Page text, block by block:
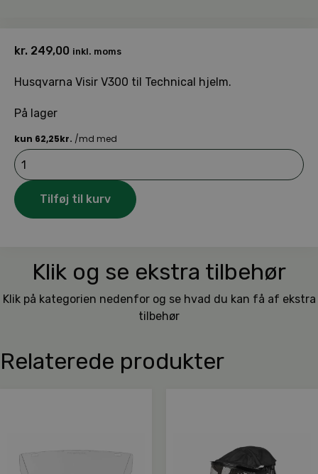
kr. 249,00 inkl. moms
Husqvarna Visir V300 til Technical hjelm.
På lager
Husqvarna
Visir
V300
antal
Tilføj til kurv
Klik og se ekstra tilbehør
Klik på kategorien nedenfor og se hvad du kan få af ekstra
tilbehør
Relaterede produkter